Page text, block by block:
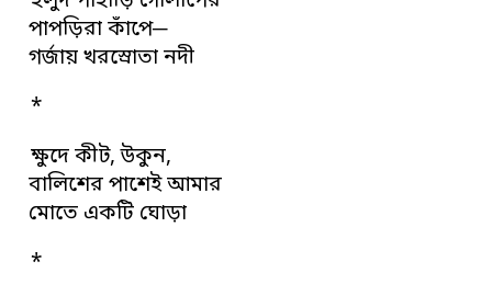
পাপড়িরা কাঁপে─
গর্জায় খরস্রোতা নদী
*
ক্ষুদে কীট, উকুন,
বালিশের পাশেই আমার
মোতে একটি ঘোড়া
*